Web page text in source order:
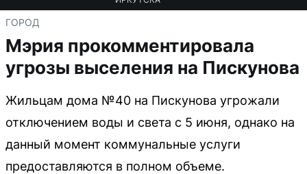
ГОРОД
Мэрия прокомментировала
угрозы выселения на Пискунова
Жильцам дома №40 на Пискунова угрожали
отключением воды и света с 5 июня, однако на
данный момент коммунальные услуги
предоставляются в полном объеме.